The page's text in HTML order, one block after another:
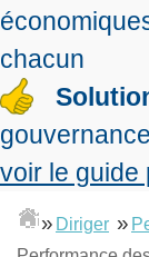
Démocratique
Conception
la
de
La
la
production
L'Excellence
Lean
Management
La
Méthode
Manager
projets
Les
Outils
du
de
Progresser
▶
Mesurer
la
performance
Tableau
de
▶
La
Se
chacun
voir le guide
» Diriger »